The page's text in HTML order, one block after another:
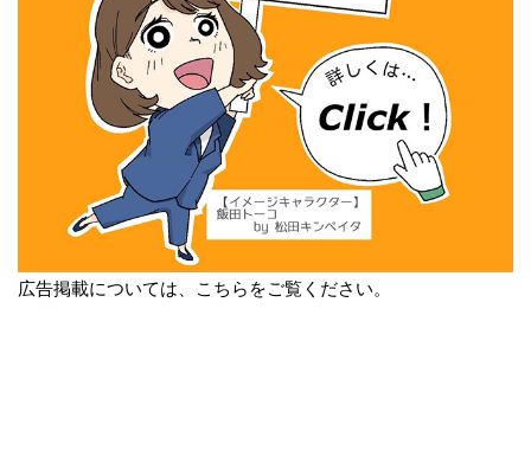
広告掲載については、こちらをご覧ください。